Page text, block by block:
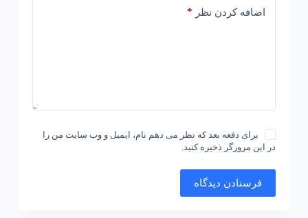
اضافه کردن نظر *
برای دفعه بعد که نظر می دهم نام، ایمیل و وب سایت من را
در این مرورگر ذخیره کنید.
فرستادن دیدگاه